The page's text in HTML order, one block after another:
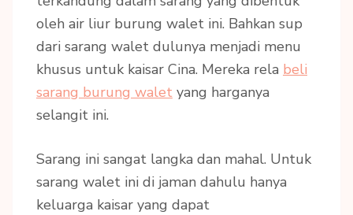
oleh air liur burung walet ini. Bahkan sup
dari sarang walet dulunya menjadi menu
khusus untuk kaisar Cina. Mereka rela beli
sarang burung walet yang harganya
selangit ini.
Sarang ini sangat langka dan mahal. Untuk
sarang walet ini di jaman dahulu hanya
keluarga kaisar yang dapat